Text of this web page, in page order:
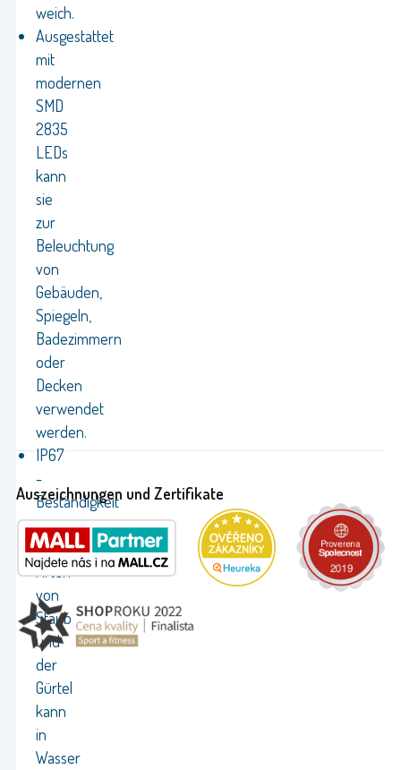
weich.
Ausgestattet
mit
modernen
SMD
2835
LEDs
kann
sie
zur
Beleuchtung
von
Gebäuden,
Spiegeln,
Badezimmern
oder
Decken
verwendet
werden.
IP67
-
Beständigkeit
gegen
verschiedene
Arten
von
Staub
und
der
Gürtel
kann
in
Wasser
Auszeichnungen und Zertifikate